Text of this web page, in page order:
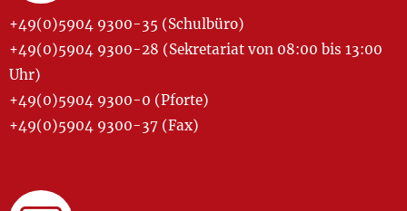
+49(0)5904 9300-35 (Schulbüro)
+49(0)5904 9300-28 (Sekretariat von 08:00 bis 13:00
Uhr)
+49(0)5904 9300-0 (Pforte)
+49(0)5904 9300-37 (Fax)